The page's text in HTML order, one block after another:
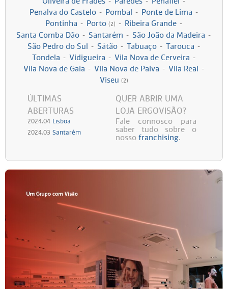
Penalva do Castelo - Pombal - Ponte de Lima -
Pontinha - Porto (2) - Ribeira Grande -
Santa Comba Dão - Santarém - São João da Madeira -
São Pedro do Sul
- Sátão - Tabuaço - Tarouca -
Tondela - Vidigueira - Vila Nova de Cerveira -
Vila Nova de Gaia - Vila Nova de Paiva - Vila Real
-
Viseu (2)
ÚLTIMAS
ABERTURAS
2024.04 Lisboa
2024.03Santarém
QUER ABRIR UMA
LOJA ERGOVISÃO?
Fale connosco para
saber tudo sobre o
nosso franchising.
Polaroid
Prada
Ray-ban
Vogue
Vogue Eyewear
Ray-Ban
Ray Ban Junior